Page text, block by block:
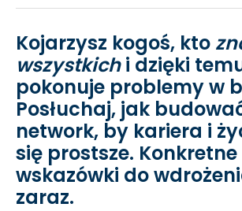
Kojarzysz kogoś, kto
wszystkichi dzięki
pokonuje problemy w
Posłuchaj, jak
network, by kariera i
się prostsze. Konkretne
wskazówki do
zaraz.